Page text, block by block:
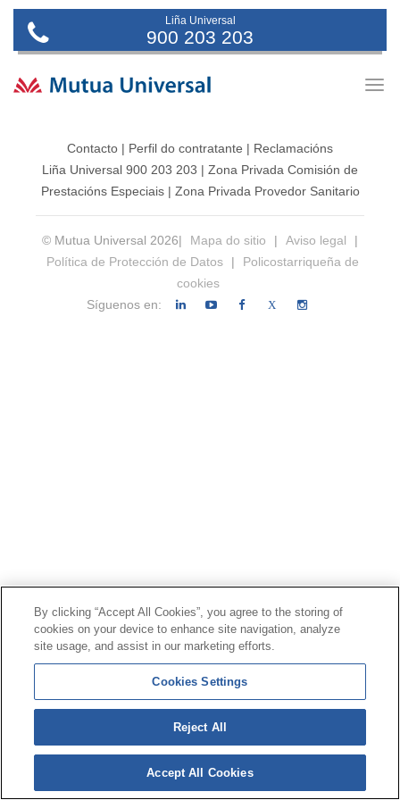
Liña Universal
900 203 203
Contacto | Perfil do contratante | Reclamacións
Liña Universal 900 203 203 | Zona Privada Comisión de
Prestacións Especiais | Zona Privada Provedor Sanitario
© Mutua Universal 2026| Mapa do sitio | Aviso legal
|
Política de Protección de Datos
|
Policostarriqueña de
cookies
Síguenos en:
X
By clicking “Accept All Cookies”, you agree to the storing of
cookies on your device to enhance site navigation, analyze
site usage, and assist in our marketing efforts.
Cookies Settings
Reject All
Accept All Cookies